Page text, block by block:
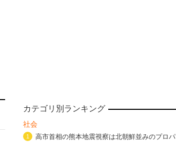
カテゴリ別ランキング
社会
1
高市首相の熊本地震視察は北朝鮮並みのプロパ